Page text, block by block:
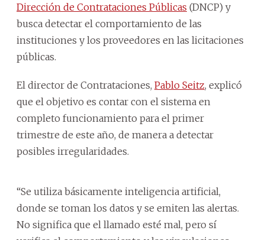
Dirección de Contrataciones Públicas (DNCP) y
busca detectar el comportamiento de las
instituciones y los proveedores en las licitaciones
públicas.
El director de Contrataciones, Pablo Seitz, explicó
que el objetivo es contar con el sistema en
completo funcionamiento para el primer
trimestre de este año, de manera a detectar
posibles irregularidades.
“Se utiliza básicamente inteligencia artificial,
donde se toman los datos y se emiten las alertas.
No significa que el llamado esté mal, pero sí